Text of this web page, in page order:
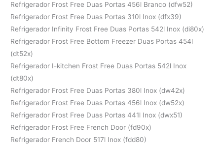
Refrigerador Frost Free Duas Portas 456l Branco (dfw52)
Refrigerador Frost Free Duas Portas 310l Inox (dfx39)
Refrigerador Infinity Frost Free Duas Portas 542l Inox (di80x)
Refrigerador Frost Free Bottom Freezer Duas Portas 454l
(dt52x)
Refrigerador I-kitchen Frost Free Duas Portas 542l Inox
(dt80x)
Refrigerador Frost Free Duas Portas 380l Inox (dw42x)
Refrigerador Frost Free Duas Portas 456l Inox (dw52x)
Refrigerador Frost Free Duas Portas 441l Inox (dwx51)
Refrigerador Frost Free French Door (fd90x)
Refrigerador French Door 517l Inox (fdd80)